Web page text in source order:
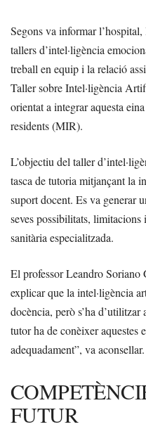
Segons va informar
tallers d’intel·ligència
treball en equip i la relació
Taller sobre Intel·ligència
orientat a integrar aquesta
residents (MIR).
L’objectiu del taller
tasca de tutoria mitjançant la
suport docent. Es va generar
seves possibilitats, limitacions
sanitària especialitzada.
El professor Leandro
explicar que la intel·ligència
docència, però s’ha
tutor ha de conèixer aquestes
adequadament”, va aconsellar.
FUTUR